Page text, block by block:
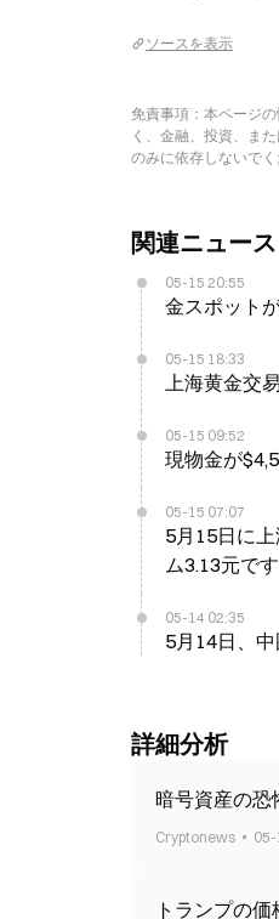
ソースを表示
免責事項：本ページ
く、金融、投資、ま
のみに依存しないでく
関連ニュース
05-15 20:55
金スポット
05-15 18:33
上海黄金交
05-15 09:52
現物金が
05-15 07:07
5月15日に
ム3.13元です
05-14 02:35
5月14日、
詳細分析
暗号資産の恐
Cryptonews 05-
トランプの